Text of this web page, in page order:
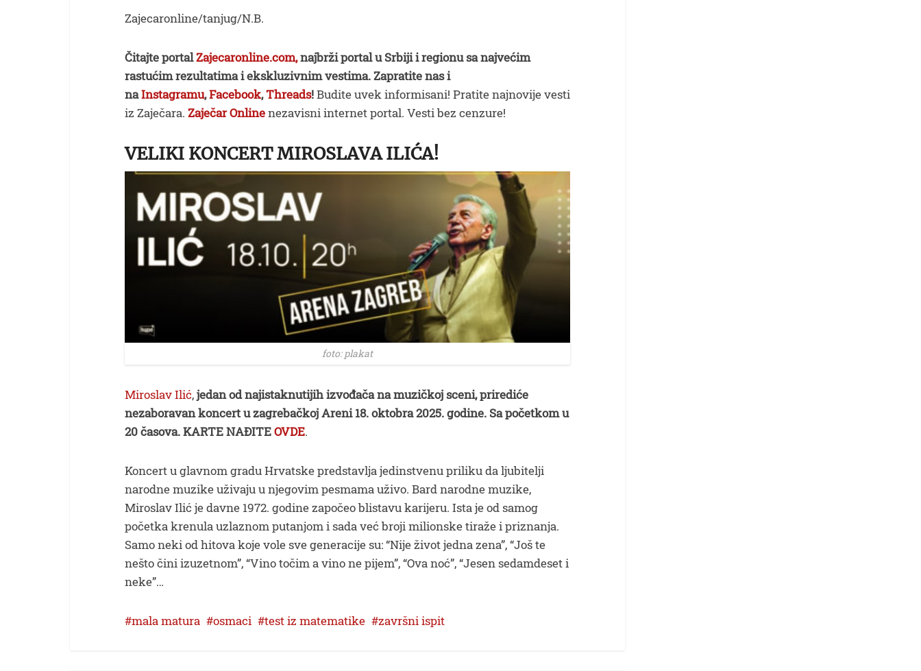
Zajecaronline/tanjug/N.B.
Čitajte portalZajecaronline.com,najbrži portal u Srbiji i regionu sa najvećim
rastućim rezultatima i ekskluzivnim vestima. Zapratite nas i
naInstagramu,Facebook,Threads!Budite uvek informisani! Pratite najnovije vesti
iz Zaječara. Zaječar Onlinenezavisni internet portal. Vesti bez cenzure!
VELIKI KONCERT MIROSLAVA ILIĆA!
foto: plakat
Miroslav Ilić,jedan od najistaknutijih izvođača na muzičkoj sceni, prirediće
nezaboravan koncert u zagrebačkoj Areni 18. oktobra 2025. godine. Sa početkom u
20 časova.KARTE NAĐITEOVDE.
Koncert u glavnom gradu Hrvatske predstavlja jedinstvenu priliku da ljubitelji
narodne muzike uživaju u njegovim pesmama uživo. Bard narodne muzike,
Miroslav Ilić je davne 1972. godine započeo blistavu karijeru. Ista je od samog
početka krenula uzlaznom putanjom i sada već broji milionske tiraže i priznanja.
Samo neki od hitova koje vole sve generacije su: “Nije život jedna zena”, “Još te
nešto čini izuzetnom”, “Vino točim a vino ne pijem”, “Ova noć”, “Jesen sedamdeset i
neke”…
mala matura osmaci test iz matematike završni ispit